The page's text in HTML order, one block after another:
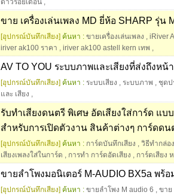
ดาวร้อยเดือน ,
ขาย เครื่องเล่นเพลง MD ยี่ห้อ SHARP รุ่น
[อุปกรณ์บันทึกเสียง] ค้นหา : ขายเครื่องเล่นเพลง , iRiver
iriver ak100 ราคา , iriver ak100 astell kern เทพ ,
AV TO YOU ระบบภาพและเสียงที่ส่งถึงหน้
[อุปกรณ์บันทึกเสียง] ค้นหา : ระบบเสียง , ระบบภาพ , ชุดป
และ เสียง ,
รับทำเสียงดนตรี พิเศษ อัดเสียงใส่การ์ด แบ
สำหรับการเปิดตัวงาน สินค้าต่างๆ การ์ดดน
[อุปกรณ์บันทึกเสียง] ค้นหา : การ์ดบันทึกเสียง , วิธีทำกล่อ
เสียงเพลงใส่ในการ์ด , การทำ การ์ดอัดเสียง , การ์ดเสียง
ขายลำโพงมอนิเตอร์ M-AUDIO BX5a พร้อ
[อุปกรณ์บันทึกเสียง] ค้นหา : ขายลำโพง M audio 6 , ขาย